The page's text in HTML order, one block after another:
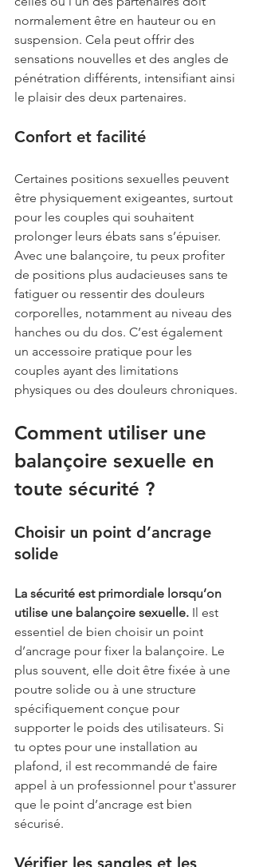
normalement être en hauteur ou en
suspension. Cela peut offrir des
sensations nouvelles et des angles de
pénétration différents, intensifiant ainsi
le plaisir des deux partenaires.
Confort et facilité
Certaines positions sexuelles peuvent
être physiquement exigeantes, surtout
pour les couples qui souhaitent
prolonger leurs ébats sans s’épuiser.
Avec une balançoire, tu peux profiter
de positions plus audacieuses sans te
fatiguer ou ressentir des douleurs
corporelles, notamment au niveau des
hanches ou du dos. C’est également
un accessoire pratique pour les
couples ayant des limitations
physiques ou des douleurs chroniques.
Comment utiliser une
balançoire sexuelle en
toute sécurité ?
Choisir un point d’ancrage
solide
La sécurité est primordiale lorsqu’on
utilise une balançoire sexuelle. Il est
essentiel de bien choisir un point
d’ancrage pour fixer la balançoire. Le
plus souvent, elle doit être fixée à une
poutre solide ou à une structure
spécifiquement conçue pour
supporter le poids des utilisateurs. Si
tu optes pour une installation au
plafond, il est recommandé de faire
appel à un professionnel pour t'assurer
que le point d’ancrage est bien
sécurisé.